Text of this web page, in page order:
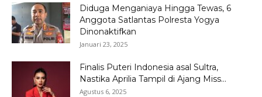
Diduga Menganiaya Hingga Tewas, 6
Anggota Satlantas Polresta Yogya
Dinonaktifkan
Januari 23, 2025
Finalis Puteri Indonesia asal Sultra,
Nastika Aprilia Tampil di Ajang Miss...
Agustus 6, 2025